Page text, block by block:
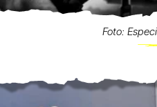
Foto: